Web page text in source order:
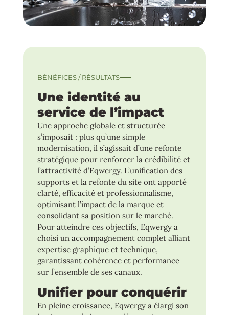
BÉNÉFICES / RÉSULTATS
Une identité au
service de l’impact
Une approche globale et structurée
s’imposait : plus qu’une simple
modernisation, il s’agissait d’une refonte
stratégique pour renforcer la crédibilité et
l’attractivité d’Eqwergy. L’unification des
supports et la refonte du site ont apporté
clarté, efficacité et professionnalisme,
optimisant l’impact de la marque et
consolidant sa position sur le marché.
Pour atteindre ces objectifs, Eqwergy a
choisi un accompagnement complet alliant
expertise graphique et technique,
garantissant cohérence et performance
sur l’ensemble de ses canaux.
Unifier pour conquérir
En pleine croissance, Eqwergy a élargi son